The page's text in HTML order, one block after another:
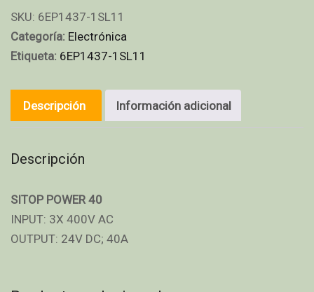
SKU: 6EP1437-1SL11
Categoría: Electrónica
Etiqueta: 6EP1437-1SL11
Descripción Información adicional
Descripción
SITOP POWER 40
INPUT: 3X 400V AC
OUTPUT: 24V DC; 40A